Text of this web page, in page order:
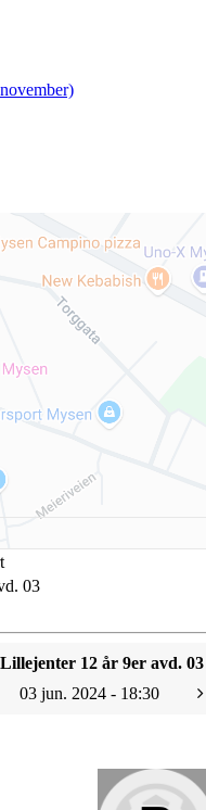
03
12 år 9er avd. 03
03 jun. 2024 - 18:30